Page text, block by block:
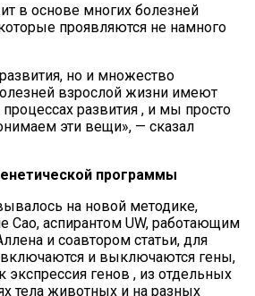
в основе многих болезней
проявляются не намного
но и множество
взрослой жизни имеют
развития , и мы просто
эти вещи», — сказал
программы
на новой методике,
Cao, аспирантом UW, работающим
и соавтором статьи, для
включаются и выключаются гены,
экспрессия генов , из отдельных
тела животных и на разных